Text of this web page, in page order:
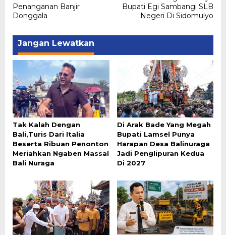
pos
Penanganan Banjir
Donggala
Bupati Egi Sambangi SLB
Negeri Di Sidomulyo
Jangan Lewatkan
Tak Kalah Dengan
Bali,Turis Dari Italia
Beserta Ribuan Penonton
Meriahkan Ngaben Massal
Bali Nuraga
Di Arak Bade Yang Megah
Bupati Lamsel Punya
Harapan Desa Balinuraga
Jadi Penglipuran Kedua
Di 2027